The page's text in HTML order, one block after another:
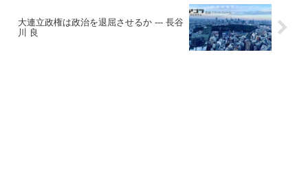
大連立政権は政治を退屈させるか --- 長谷
川 良